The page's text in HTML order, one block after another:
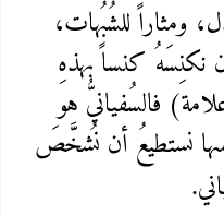
ومثاراً للشُبُهات،
نكنِسَهُ كنساً بهذهِ
فالسُفيانيُّ هو
نستطيعُ أن نُشخَّصَ
.